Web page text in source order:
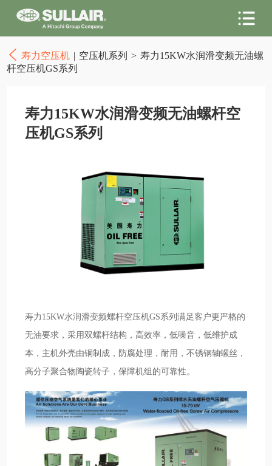
寿力空压机 | 空压机系列 > 寿力15KW水润滑变频无油螺
杆空压机GS系列
寿力15KW水润滑变频无油螺杆空
压机GS系列
寿力15KW水润滑变频螺杆空压机GS系列满足客户更严格的
无油要求，采用双螺杆结构，高效率，低噪音，低维护成
本，主机外壳由铜制成，防腐处理，耐用，不锈钢轴螺丝，
高分子聚合物陶瓷转子，保障机组的可靠性。